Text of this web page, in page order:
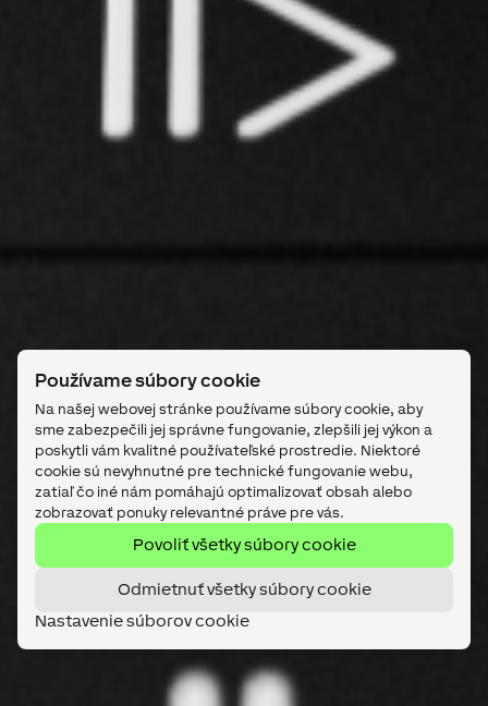
Používame súbory cookie
Na našej webovej stránke používame súbory cookie, aby
sme zabezpečili jej správne fungovanie, zlepšili jej výkon a
poskytli vám kvalitné používateľské prostredie. Niektoré
cookie sú nevyhnutné pre technické fungovanie webu,
zatiaľ čo iné nám pomáhajú optimalizovať obsah alebo
zobrazovať ponuky relevantné práve pre vás.
Povoliť všetky súbory cookie
Odmietnuť všetky súbory cookie
Nastavenie súborov cookie